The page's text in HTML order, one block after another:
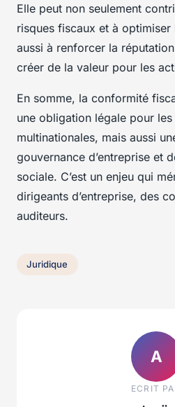
Elle peut non seulement
risques fiscaux et à
aussi à renforcer la
créer de la valeur pour les
En somme, la conformité
une obligation légale pour
multinationales, mais aussi
gouvernance d’entreprise et
sociale. C’est un enjeu qui
dirigeants d’entreprise, des
auditeurs.
Juridique
A
ECRIT